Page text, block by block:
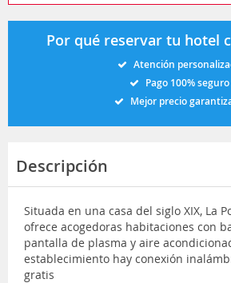
Por qué reservar tu hotel
Atención
Pago 100% seguro
Mejor precio
Descripción
Situada en una casa del siglo XIX, La
ofrece acogedoras habitaciones con
pantalla de plasma y aire
establecimiento hay conexión
gratis